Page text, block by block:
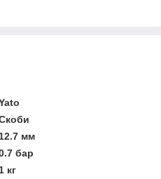
12.7 мм
бар
1 кг